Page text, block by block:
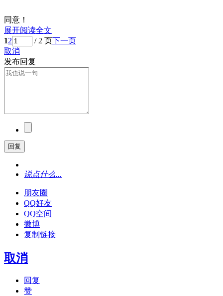
同意！
展开阅读全文
12 / 2 页下一页
取消
发布回复
回复
说点什么...
朋友圈
QQ好友
QQ空间
微博
复制链接
取消
回复
赞